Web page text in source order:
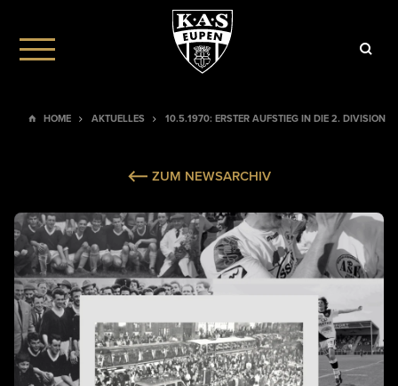
HOME AKTUELLES 10.5.1970: ERSTER AUFSTIEG IN DIE 2. DIVISION
ZUM NEWSARCHIV